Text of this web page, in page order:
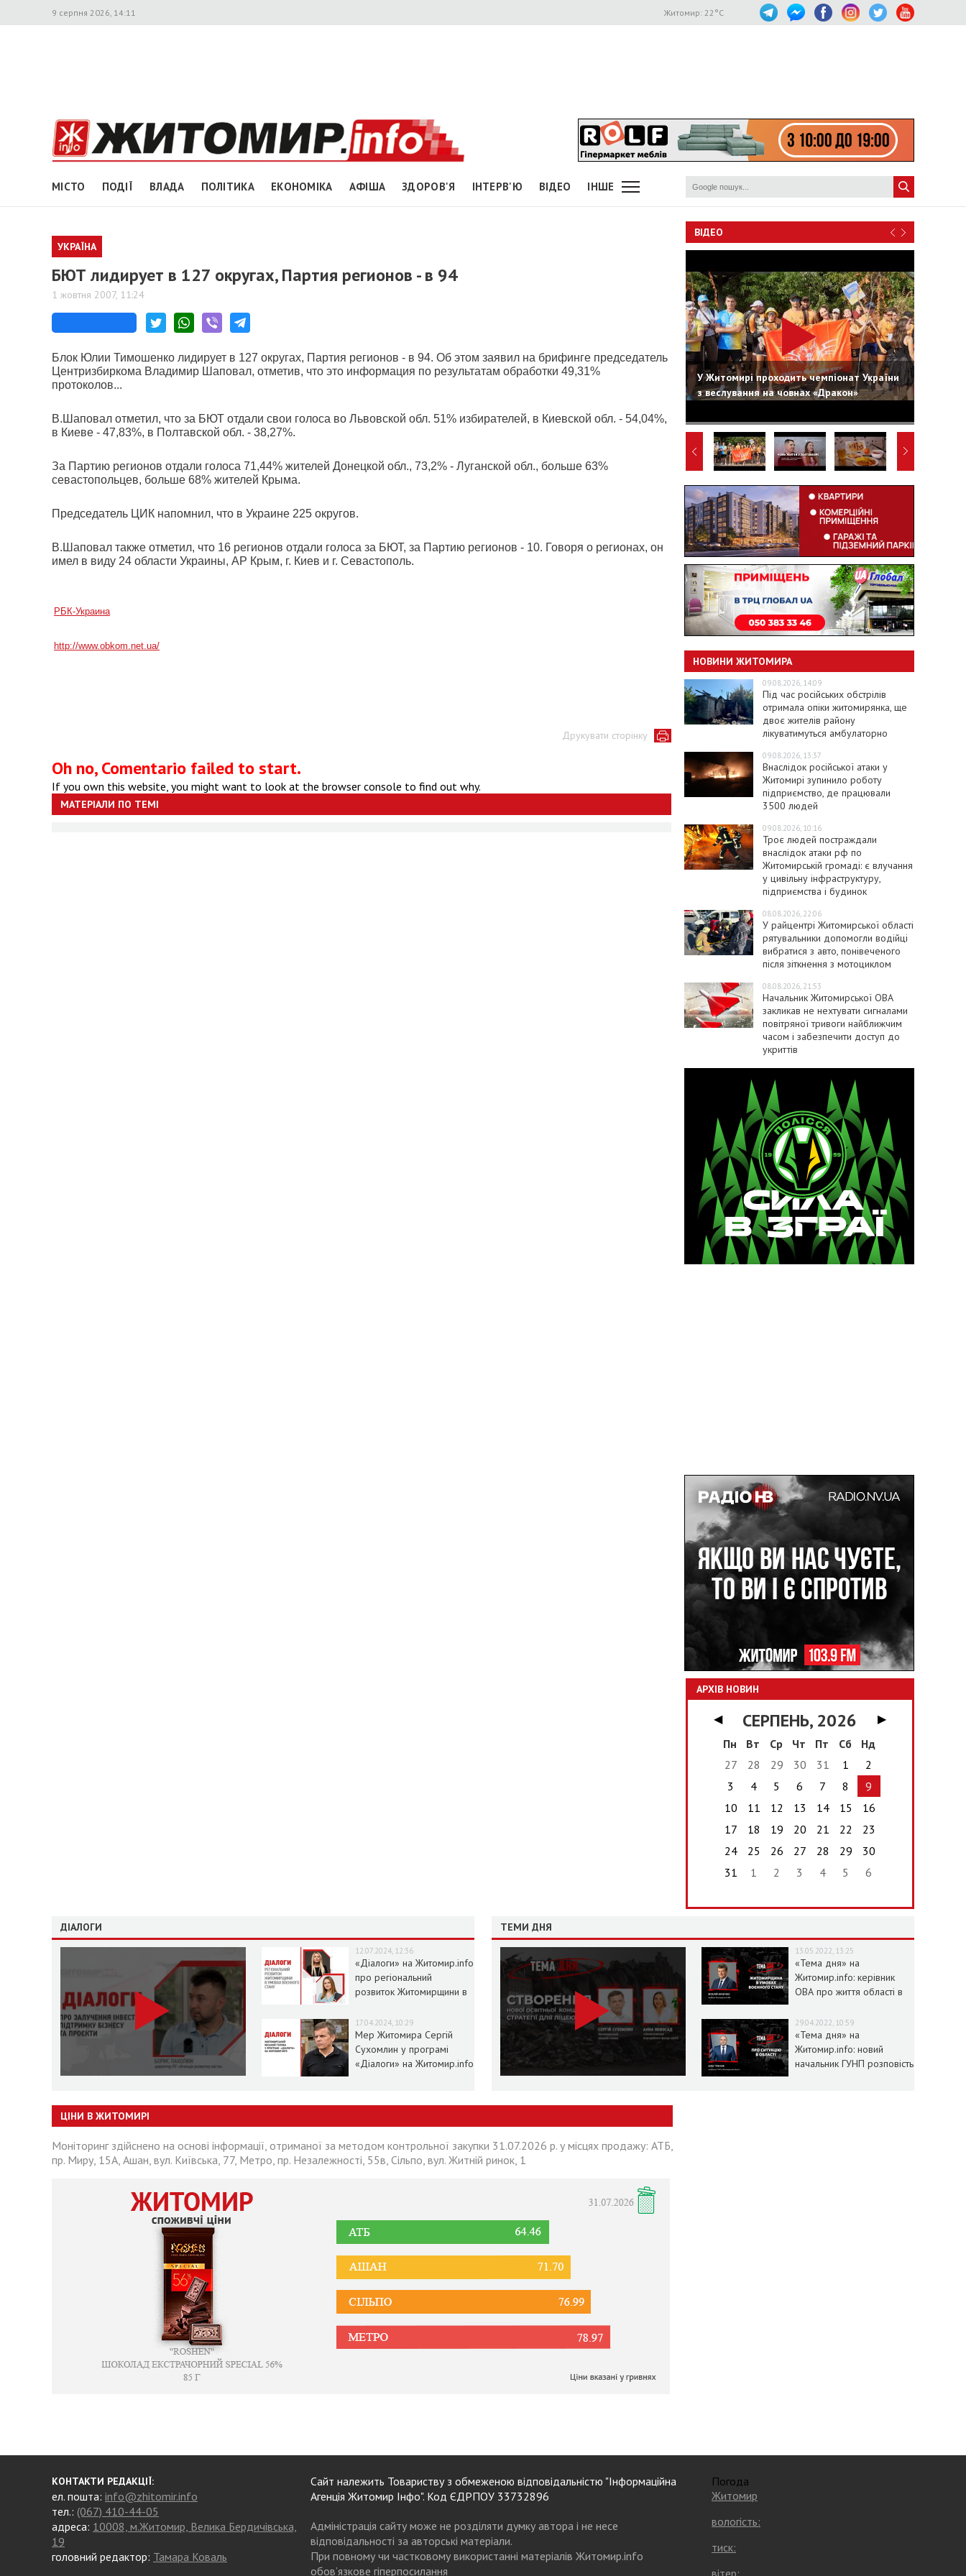
9 серпня 2026, 14:11 Житомир: 22 °C
МІСТО ПОДІЇ ВЛАДА ПОЛІТИКА ЕКОНОМІКА АФІША ЗДОРОВ'Я ІНТЕРВ'Ю ВІДЕО ІНШЕ
УКРАЇНА
БЮТ лидирует в 127 округах, Партия регионов - в 94
1 жовтня 2007, 11:24
Блок Юлии Тимошенко лидирует в 127 округах, Партия регионов - в 94. Об этом заявил на брифинге председатель
Центризбиркома Владимир Шаповал, отметив, что это информация по результатам обработки 49,31%
протоколов...
В.Шаповал отметил, что за БЮТ отдали свои голоса во Львовской обл. 51% избирателей, в Киевской обл. - 54,04%,
в Киеве - 47,83%, в Полтавской обл. - 38,27%.
За Партию регионов отдали голоса 71,44% жителей Донецкой обл., 73,2% - Луганской обл., больше 63%
севастопольцев, больше 68% жителей Крыма.
Председатель ЦИК напомнил, что в Украине 225 округов.
В.Шаповал также отметил, что 16 регионов отдали голоса за БЮТ, за Партию регионов - 10. Говоря о регионах, он
имел в виду 24 области Украины, АР Крым, г. Киев и г. Севастополь.
РБК-Украина
http://www.obkom.net.ua/
Друкувати сторінку
Oh no, Comentario failed to start.
If you own this website, you might want to look at the browser console to find out why.
МАТЕРІАЛИ ПО ТЕМІ
ВІДЕО
У Житомирі проходить чемпіонат України
з веслування на човнах «Дракон»
НОВИНИ ЖИТОМИРА
09.08.2026, 14:09
Під час російських обстрілів
отримала опіки житомирянка, ще
двоє жителів району
лікуватимуться амбулаторно
09.08.2026, 13:37
Внаслідок російської атаки у
Житомирі зупинило роботу
підприємство, де працювали
3500 людей
09.08.2026, 10:16
Троє людей постраждали
внаслідок атаки рф по
Житомирській громаді: є влучання
у цивільну інфраструктуру,
підприємства і будинок
08.08.2026, 22:06
У райцентрі Житомирської області
рятувальники допомогли водійці
вибратися з авто, понівеченого
після зіткнення з мотоциклом
08.08.2026, 21:53
Начальник Житомирської ОВА
закликав не нехтувати сигналами
повітряної тривоги найближчим
часом і забезпечити доступ до
укриттів
АРХІВ НОВИН
◀ СЕРПЕНЬ, 2026
▶
Пн
Вт Ср Чт Пт Сб
Нд
27
28 29 30 31 1
2
3
4 5 6 7 8
9
10
11 12 13 14 15
16
17
18 19 20 21 22
23
24
25 26 27 28 29
30
31
1 2 3 4 5 6
ДІАЛОГИ
12.07.2024, 12:36
«Діалоги» на Житомир.info
про регіональний
розвиток Житомирщини в
17.04.2024, 10:29
Мер Житомира Сергій
Сухомлин у програмі
«Діалоги» на Житомир.info
ТЕМИ ДНЯ
13.05.2022, 13:25
«Тема дня» на
Житомир.info: керівник
ОВА про життя області в
29.04.2022, 10:59
«Тема дня» на
Житомир.info: новий
начальник ГУНП розповість
ЦІНИ В ЖИТОМИРІ
Моніторинг здійснено на основі інформації, отриманої за методом контрольної закупки 31.07.2026 р. у місцях продажу: АТБ,
пр. Миру, 15А, Ашан, вул. Київська, 77, Метро, пр. Незалежності, 55в, Сільпо, вул. Житній ринок, 1
КОНТАКТИ РЕДАКЦІЇ:
ел. пошта: info@zhitomir.info
тел.: (067) 410-44-05
адреса: 10008, м.Житомир, Велика Бердичівська,
19
головний редактор: Тамара Коваль
Сайт належить Товариству з обмеженою відповідальністю "Інформаційна
Агенція Житомир Інфо". Код ЄДРПОУ 33732896
Адміністрація сайту може не розділяти думку автора і не несе
відповідальності за авторські матеріали.
При повному чи частковому використанні матеріалів Житомир.info
обов’язкове гіперпосилання
Погода
Житомир
вологість:
тиск:
вітер: